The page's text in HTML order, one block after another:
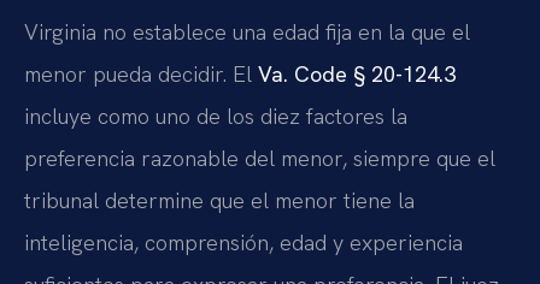
Virginia no establece una edad fija en la que el
menor pueda decidir. El Va. Code § 20-124.3
incluye como uno de los diez factores la
preferencia razonable del menor, siempre que el
tribunal determine que el menor tiene la
inteligencia, comprensión, edad y experiencia